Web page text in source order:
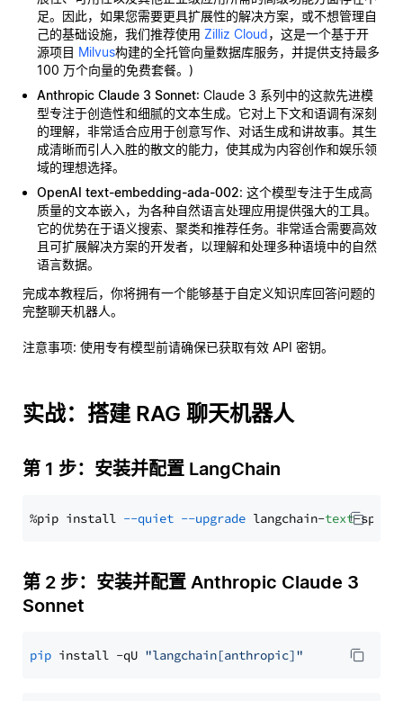
足。因此，如果您需要更具扩展性的解决方案，或不想管理自
己的基础设施，我们推荐使用 Zilliz Cloud，这是一个基于开
源项目 Milvus构建的全托管向量数据库服务，并提供支持最多
100 万个向量的免费套餐。)
Anthropic Claude 3 Sonnet: Claude 3 系列中的这款先进模
型专注于创造性和细腻的文本生成。它对上下文和语调有深刻
的理解，非常适合应用于创意写作、对话生成和讲故事。其生
成清晰而引人入胜的散文的能力，使其成为内容创作和娱乐领
域的理想选择。
OpenAI text-embedding-ada-002: 这个模型专注于生成高
质量的文本嵌入，为各种自然语言处理应用提供强大的工具。
它的优势在于语义搜索、聚类和推荐任务。非常适合需要高效
且可扩展解决方案的开发者，以理解和处理多种语境中的自然
语言数据。
完成本教程后，你将拥有一个能够基于自定义知识库回答问题的
完整聊天机器人。
注意事项: 使用专有模型前请确保已获取有效 API 密钥。
实战：搭建 RAG 聊天机器人
第 1 步：安装并配置 LangChain
%pip install --quiet --upgrade langchain-text
第 2 步：安装并配置 Anthropic Claude 3
Sonnet
pip install -qU "langchain[anthropic]"